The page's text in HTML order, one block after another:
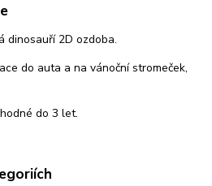
dinosauří 2D ozdoba.
do auta a na vánoční stromeček,
do 3 let.